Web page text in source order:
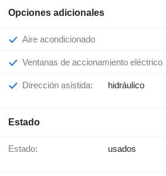
Opciones adicionales
Aire acondicionado
Ventanas de accionamiento eléctrico
Dirección asistida: hidráulico
Estado
Estado: usados